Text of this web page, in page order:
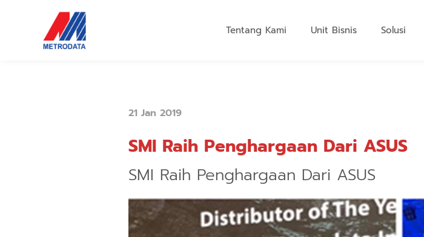
Tentang Kami Unit Bisnis Solusi
21 Jan 2019
SMI Raih Penghargaan Dari ASUS
SMI Raih Penghargaan Dari ASUS